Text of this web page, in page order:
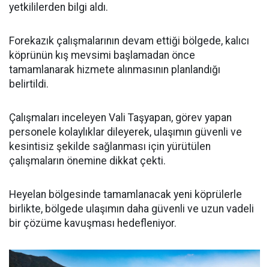
yetkililerden bilgi aldı.
Forekazık çalışmalarının devam ettiği bölgede, kalıcı
köprünün kış mevsimi başlamadan önce
tamamlanarak hizmete alınmasının planlandığı
belirtildi.
Çalışmaları inceleyen Vali Taşyapan, görev yapan
personele kolaylıklar dileyerek, ulaşımın güvenli ve
kesintisiz şekilde sağlanması için yürütülen
çalışmaların önemine dikkat çekti.
Heyelan bölgesinde tamamlanacak yeni köprülerle
birlikte, bölgede ulaşımın daha güvenli ve uzun vadeli
bir çözüme kavuşması hedefleniyor.